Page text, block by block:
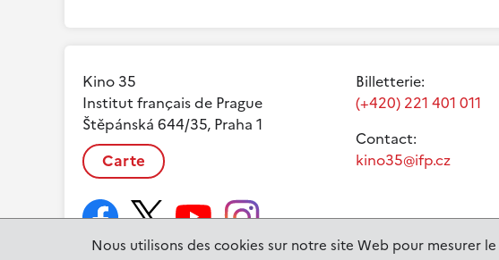
Nous utilisons des cookies sur notre site Web pour mesurer
Kino 35
Institut français de Prague
Štěpánská 644/35, Praha 1
Carte
Billetterie:
(+420) 221 401 011
Contact:
kino35@ifp.cz